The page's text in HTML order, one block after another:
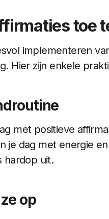
toe
implementeren
Hier zijn enkele
met positieve
je dag met energie
hardop uit.
op